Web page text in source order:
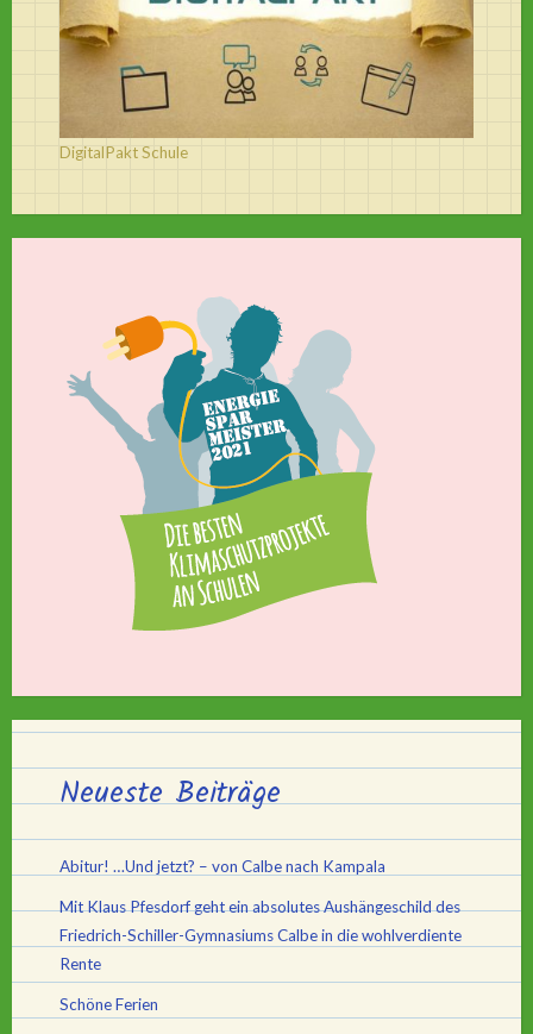
DigitalPakt Schule
Neueste Beiträge
Abitur! …Und jetzt? – von Calbe nach Kampala
Mit Klaus Pfesdorf geht ein absolutes Aushängeschild des
Friedrich-Schiller-Gymnasiums Calbe in die wohlverdiente
Rente
Schöne Ferien